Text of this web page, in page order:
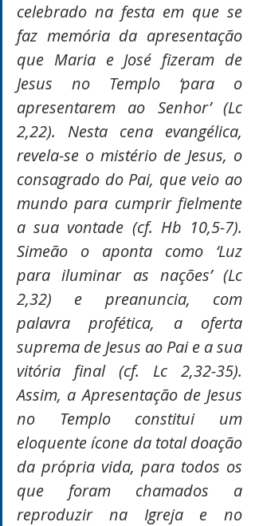
celebrado na festa em que se
faz memória da apresentação
que Maria e José fizeram de
Jesus no Templo ‘para o
apresentarem ao Senhor’ (Lc
2,22). Nesta cena evangélica,
revela-se o mistério de Jesus, o
consagrado do Pai, que veio ao
mundo para cumprir fielmente
a sua vontade (cf. Hb 10,5-7).
Simeão o aponta como ‘Luz
para iluminar as nações’ (Lc
2,32) e preanuncia, com
palavra profética, a oferta
suprema de Jesus ao Pai e a sua
vitória final (cf. Lc 2,32-35).
Assim, a Apresentação de Jesus
no Templo constitui um
eloquente ícone da total doação
da própria vida, para todos os
que foram chamados a
reproduzir na Igreja e no